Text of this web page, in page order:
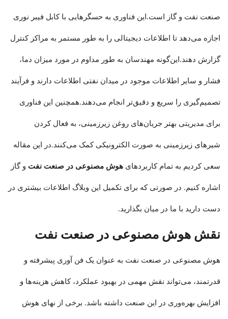
صنعت نفت و گاز است.این فناوری به حسگرهایی با کابل فیبر نوری
اجازه می‌دهد تا اطلاعات دیجیتالی را به طور مستمر به مراکز کنترل
گزارش دهند.این‌گونه مهندسان به طور مداوم در مورد میزان دما،
فشار و سایر اطلاعات موجود در میدان نفتی اطلاعات دارند و فرآیند
تصمیم‌گیری را سریع و دقیق‌تر انجام می‌دهند.همچنین این فناوری
برای مدیریتی بهتر جریان‌های روغن زیرزمینی، به فعال کردن
شیرهای زیرزمینی به صورت الکترونیکی کمک می‌کنند.در این مقاله
سعی کردیم به تمام کاربردهای هوش مصنوعی در صنعت نفت و گاز
اشاره کنیم. در صورتی که برای تکمیل این وبلاگ اطلاعات بیشتری در
دست دارید با ما در میان بگذارید.
نقش هوش مصنوعی در صنعت نفت
هوش مصنوعی در صنعت نفت به عنوان یک فن آوری پیشرفته و
قدرتمند، می‌تواند نقش مهمی در بهبود عملکرد، کاهش هزینه‌ها و
افزایش بهره‌وری در این صنعت داشته باشد. برخی از نهای هوش